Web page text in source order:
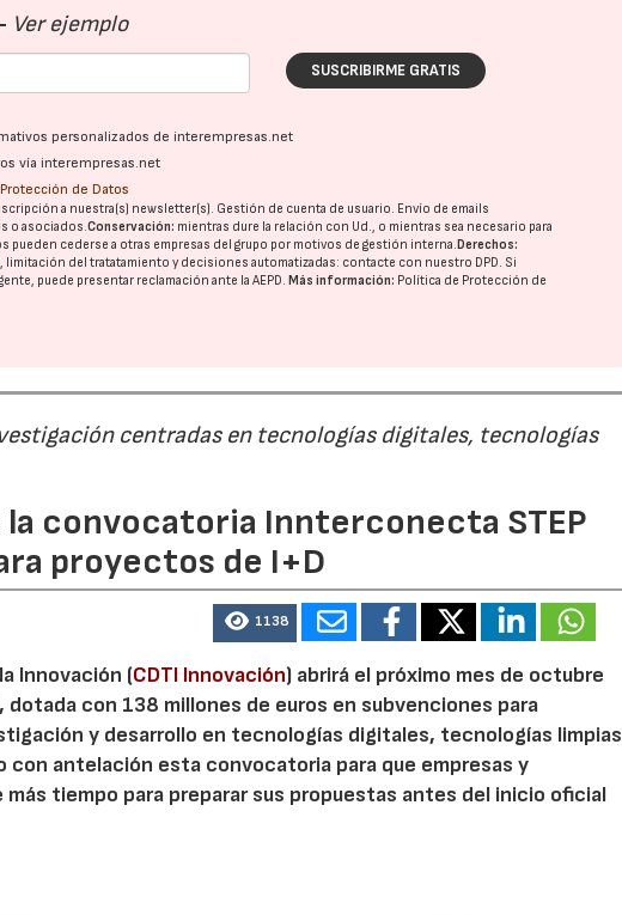
Ver ejemplo
SUSCRIBIRME GRATIS
personalizados de interempresas.net
vía interempresas.net
de Datos
a nuestra(s) newsletter(s). Gestión de cuenta de usuario. Envío de emails
o asociados.Conservación: mientras dure la relación con Ud., o mientras sea necesario para
pueden cederse a otras empresas del grupo por motivos de gestión interna.Derechos:
del tratatamiento y decisiones automatizadas: contacte con nuestro DPD. Si
puede presentar reclamación ante laAEPD.Más información: Política de Protección de
centradas en tecnologías digitales, tecnologías
la convocatoria Innterconecta STEP
proyectos de I+D
1138
Innovación (CDTI Innovación) abrirá el próximo mes de octubre
con 138 millones de euros en subvenciones para
y desarrollo en tecnologías digitales, tecnologías limpias
con antelación esta convocatoria para que empresas y
tiempo para preparar sus propuestas antes del inicio oficial